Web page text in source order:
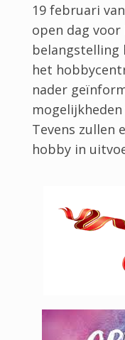
19 februari
open dag voor
belangstelling
het
nader
Tevens zullen
hobby in